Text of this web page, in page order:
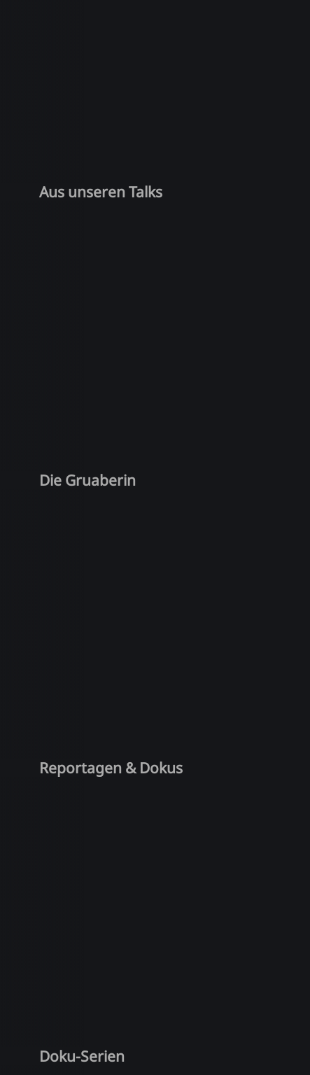
Aus unseren Talks
Die Gruaberin
Reportagen & Dokus
Doku-Serien